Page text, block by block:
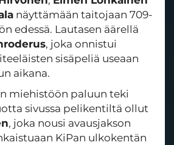
näyttämään taitojaan 709-
edessä. Lautasen äärellä
, joka onnistui
sisäpeliä useaan
aikana.
miehistöön paluun teki
sivussa pelikentiltä ollut
, joka nousi avausjakson
KiPan ulkokentän